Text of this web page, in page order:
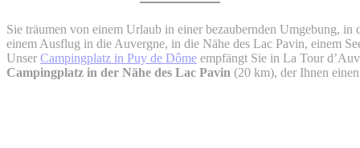
Sie träumen von einem Urlaub in einer bezaubernden Umgebung,
einem Ausflug in die Auvergne, in die Nähe des Lac Pavin, einem
Unser Campingplatz in Puy de Dôme empfängt Sie in La Tour
Campingplatz in der Nähe des Lac Pavin (20 km), der Ihnen